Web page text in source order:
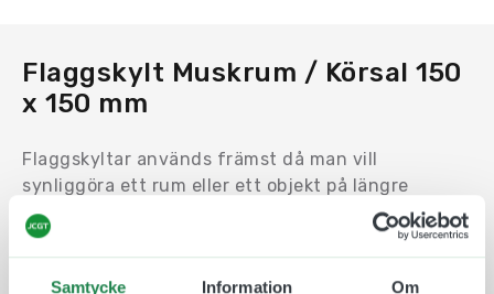
Samtycke Information Om
Flaggskylt Muskrum / Körsal 150
x 150 mm
Flaggskyltar används främst då man vill
synliggöra ett rum eller ett objekt på längre
avstånd. Exempelvis i en lång korridor eller vid ett
hörn.
Motivet trycks på en en Uv-beständig och icke